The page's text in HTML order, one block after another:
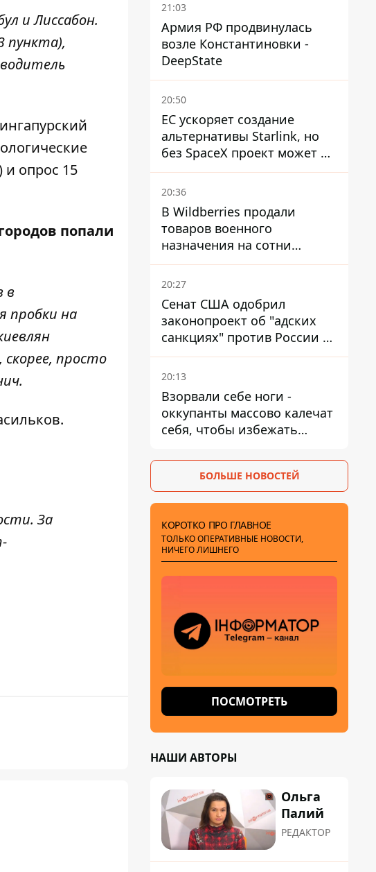
и Лиссабон.
пункта),
и опрос 15
попали
в
пробки на
просто
.
За
21:03
Армия РФ продвинулась
возле Константиновки -
DeepState
20:50
ЕС ускоряет создание
альтернативы Starlink, но
без SpaceX проект может не
обойтись
20:36
В Wildberries продали
товаров военного
назначения на сотни
миллионов, но удары ВСУ
изменили ситуацию
20:27
Сенат США одобрил
законопроект об "адских
санкциях" против России и
Ирана
20:13
Взорвали себе ноги -
оккупанты массово калечат
себя, чтобы избежать
БОЛЬШЕ НОВОСТЕЙ
КОРОТКО ПРО ГЛАВНОЕ
ТОЛЬКО ОПЕРАТИВНЫЕ НОВОСТИ,
НИЧЕГО ЛИШНЕГО
ПОСМОТРЕТЬ
НАШИ АВТОРЫ
Ольга
Палий
РЕДАКТОР